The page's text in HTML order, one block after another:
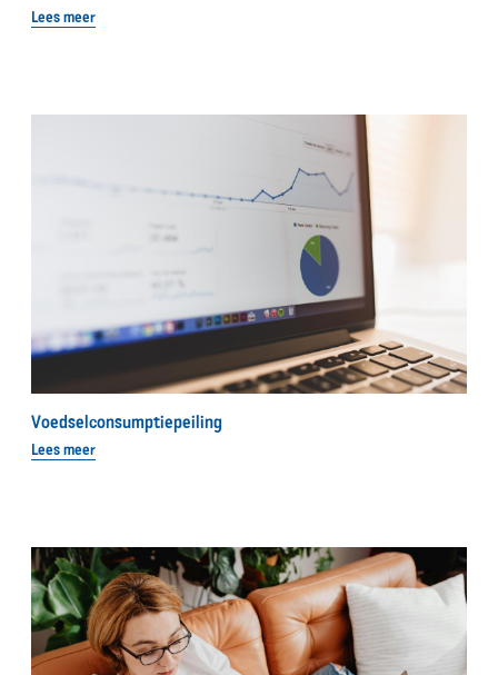
Lees meer
Voedselconsumptiepeiling
Lees meer